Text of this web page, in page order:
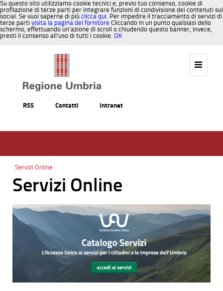
Su questo sito utilizziamo cookie tecnici e, previo tuo consenso, cookie di
profilazione di terze parti per integrare funzioni di condivisione dei contenuti sui
social. Se vuoi saperne di più clicca qui. Per impedire il tracciamento di servizi di
terze parti visita la pagina del fornitore Cliccando in un punto qualsiasi dello
schermo, effettuando un’azione di scroll o chiudendo questo banner, invece,
presti il consenso all’uso di tutti i cookie. OK
RSS Contatti Intranet
Servizi Online
Servizi Online